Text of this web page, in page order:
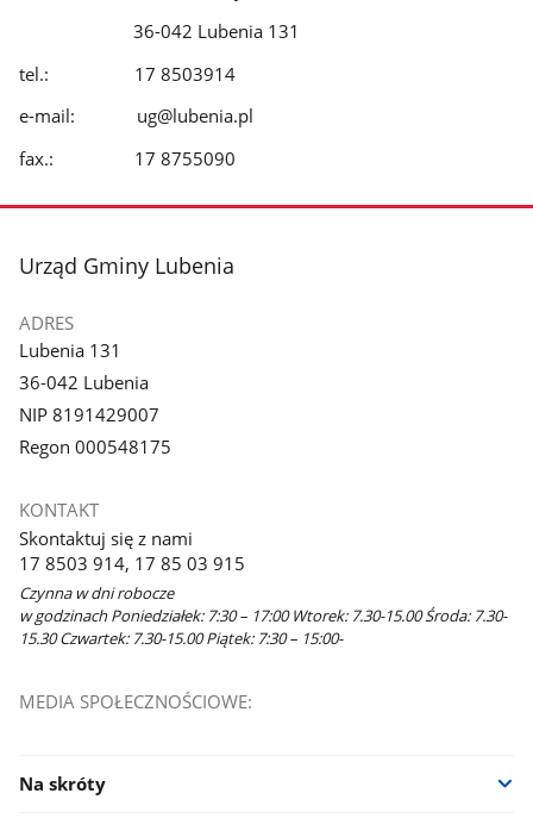
36-042 Lubenia 131
tel.: 17 8503914
e-mail: ug@lubenia.pl
fax.: 17 8755090
stopka
Urząd Gminy Lubenia
ADRES
Lubenia 131
36-042 Lubenia
NIP 8191429007
Regon 000548175
KONTAKT
Skontaktuj się z nami
17 8503 914, 17 85 03 915
Czynna w dni robocze
w godzinach Poniedziałek: 7:30 – 17:00 Wtorek: 7.30-15.00 Środa: 7.30-
15.30 Czwartek: 7.30-15.00 Piątek: 7:30 – 15:00-
MEDIA SPOŁECZNOŚCIOWE:
Na skróty